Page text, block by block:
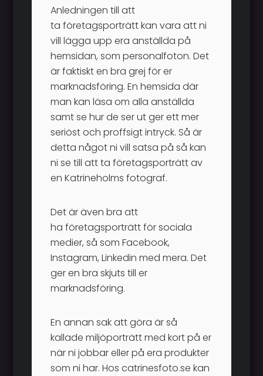
Anledningen till att
ta företagsporträtt kan vara att ni
vill lägga upp era anställda på
hemsidan, som personalfoton. Det
är faktiskt en bra grej för er
marknadsföring. En hemsida där
man kan läsa om alla anställda
samt se hur de ser ut ger ett mer
seriöst och proffsigt intryck. Så är
detta något ni vill satsa på så kan
ni se till att ta företagsporträtt av
en Katrineholms fotograf.
Det är även bra att
ha företagsporträtt för sociala
medier, så som Facebook,
Instagram, Linkedin med mera. Det
ger en bra skjuts till er
marknadsföring.
En annan sak att göra är så
kallade miljöporträtt med kort på er
när ni jobbar eller på era produkter
som ni har. Hoscatrinesfoto.se kan